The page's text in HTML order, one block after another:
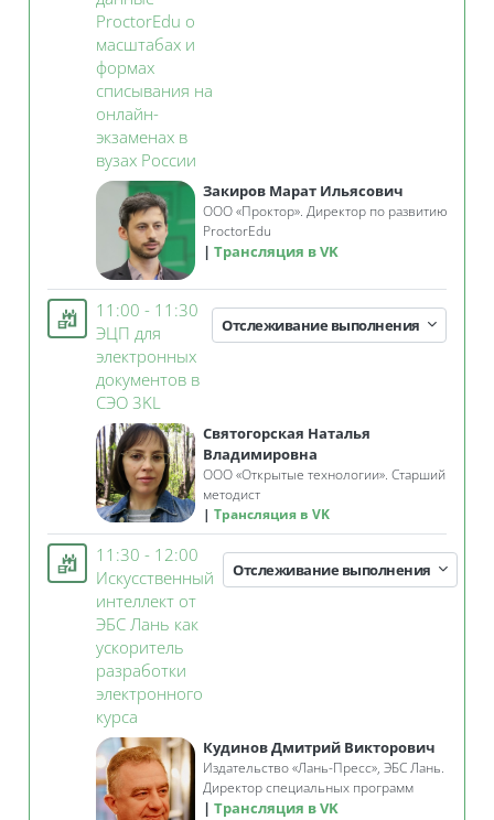
ProctorEdu о
масштабах и
формах
списывания на
онлайн-
экзаменах в
вузах России
Закиров Марат Ильясович
ООО «Проктор». Директор по развитию
ProctorEdu
Трансляция в VK
11:00 - 11:30
ЭЦП для
электронных
документов в
СЭО 3KL
Отслеживание выполнения
Святогорская Наталья
Владимировна
ООО «Открытые технологии». Старший
методист
Трансляция в VK
11:30 - 12:00
Искусственный
интеллект от
ЭБС Лань как
ускоритель
разработки
электронного
курса
Отслеживание выполнения
Кудинов Дмитрий Викторович
Издательство «Лань-Пресс», ЭБС Лань.
Директор специальных программ
Трансляция в VK